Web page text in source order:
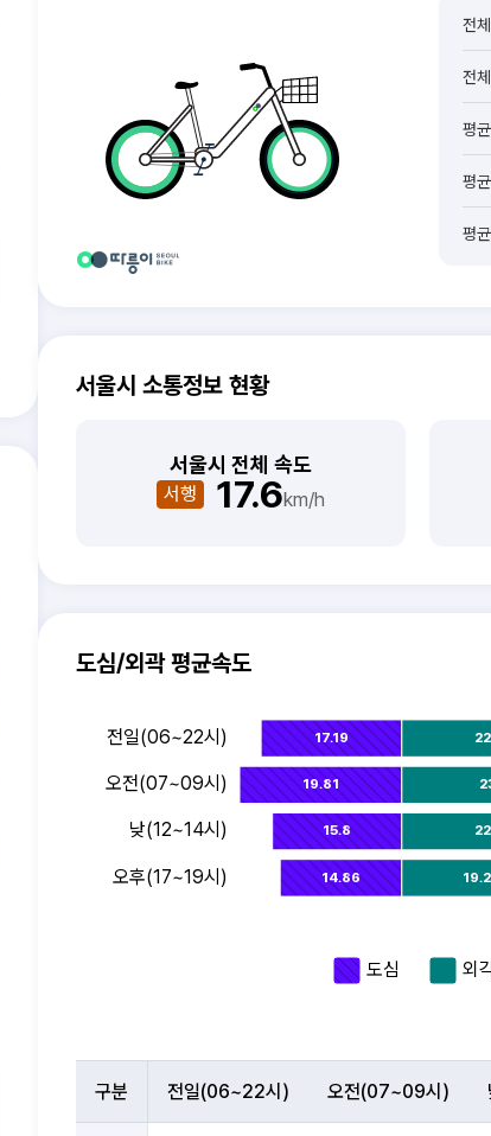
전
전
평
평
평
서울시 소통정보 현황
서울시 전체 속도
서행 17.6km/h
도심/외곽 평균속도
17.19
19.81
15.8
14.86
전일(06~22시)
오전(07~09시)
낮(12~14시)
오후(17~19시)
도심 외
구분 전일(06~22시) 오전(07~09시)